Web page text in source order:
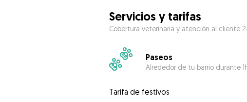
Servicios y tarifas
Cobertura veterinaria y atención al cliente
Paseos
Alrededor de tu barrio durante
Tarifa de festivos